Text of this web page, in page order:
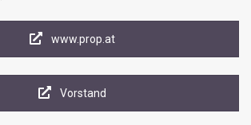
www.prop.at
Vorstand